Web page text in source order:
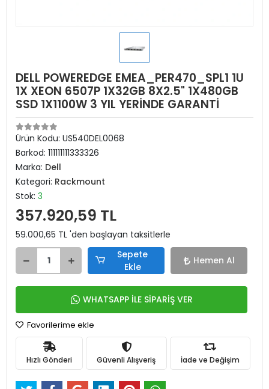
DELL POWEREDGE EMEA_PER470_SPL1 1U
1X XEON 6507P 1X32GB 8X2.5" 1X480GB
SSD 1X1100W 3 YIL YERİNDE GARANTİ
Ürün Kodu: US540DEL0068
Barkod: 111111111333326
Marka: Dell
Kategori: Rackmount
Stok: 3
357.920,59 TL
59.000,65 TL 'den başlayan taksitlerle
Sepete
Ekle
Hemen Al
WHATSAPP İLE SİPARİŞ VER
Favorilerime ekle
Hızlı Gönderi Güvenli Alışveriş İade ve Değişim